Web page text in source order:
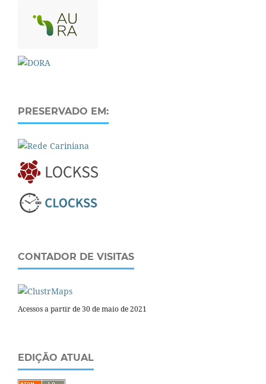
PRESERVADO EM:
CONTADOR DE VISITAS
Acessos a partir de 30 de maio de 2021
EDIÇÃO ATUAL